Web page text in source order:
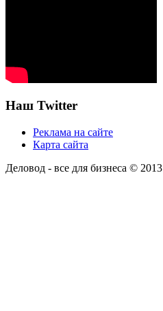
Наш Twitter
Реклама на сайте
Карта сайта
Деловод - все для бизнеса © 2013